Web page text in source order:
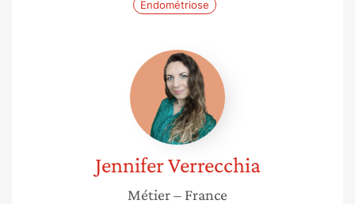
Endométriose
Jennifer
Verrecchia
JenniferVerrecchia
Métier– France